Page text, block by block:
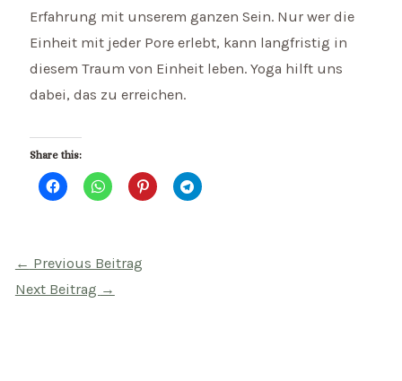
Erfahrung mit unserem ganzen Sein. Nur wer die
Einheit mit jeder Pore erlebt, kann langfristig in
diesem Traum von Einheit leben. Yoga hilft uns
dabei, das zu erreichen.
Share this:
Beitragsnavigation
← Previous Beitrag
Next Beitrag →